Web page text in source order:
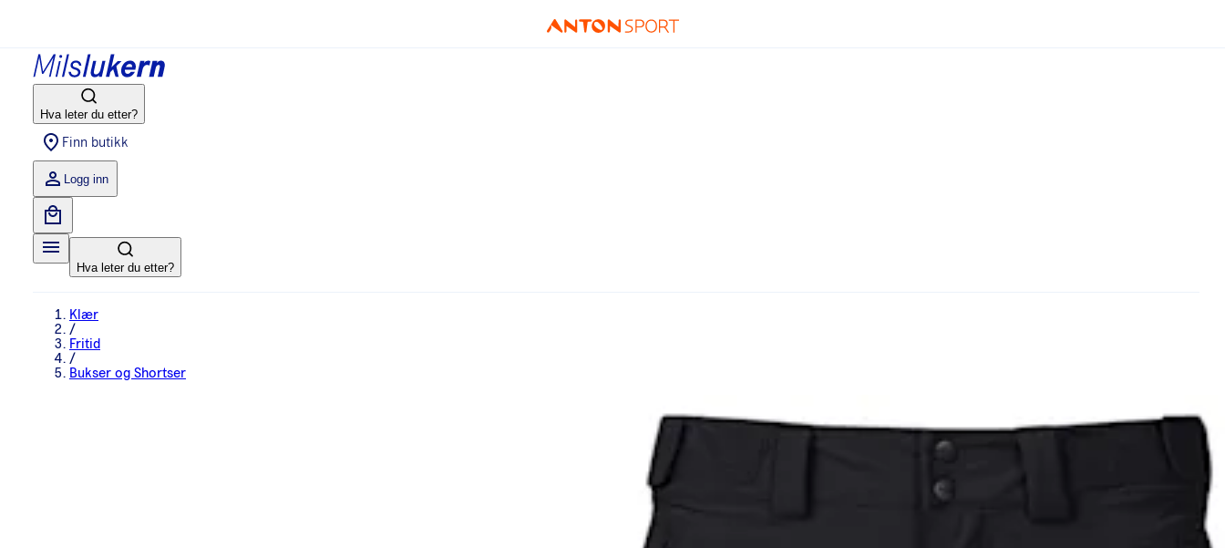
Hva leter du etter?
Finn butikk
Logg inn
Hva leter du etter?
Klær
/
Fritid
/
Bukser og Shortser